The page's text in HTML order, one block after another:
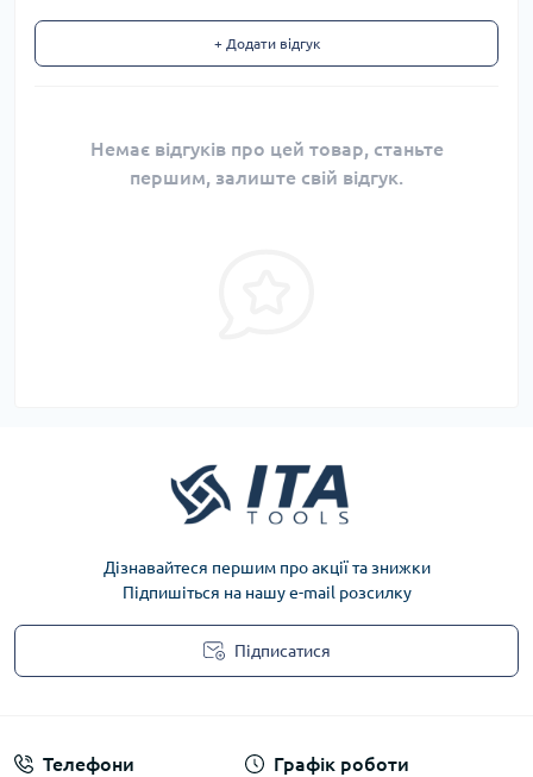
+ Додати відгук
Немає відгуків про цей товар, станьте
першим, залиште свій відгук.
Дізнавайтеся першим про акції та знижки
Підпишіться на нашу e-mail розсилку
Підписатися
Телефони Графік роботи